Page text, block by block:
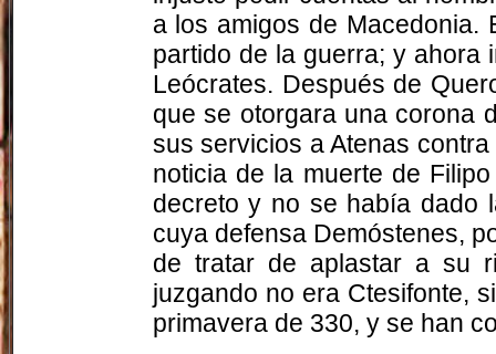
a los amigos de Macedonia.
partido de la guerra; y ahora
Leócrates. Después de
que se otorgara una corona
sus servicios a Atenas
noticia de la muerte de
decreto y no se había dado
cuya defensa Demóstenes,
de tratar de aplastar a su
juzgando no era Ctesifonte,
primavera de 330, y se han